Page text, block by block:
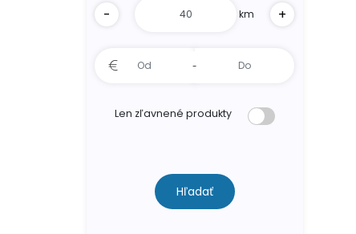
- km +
-
Len zľavnené produkty
Hľadať